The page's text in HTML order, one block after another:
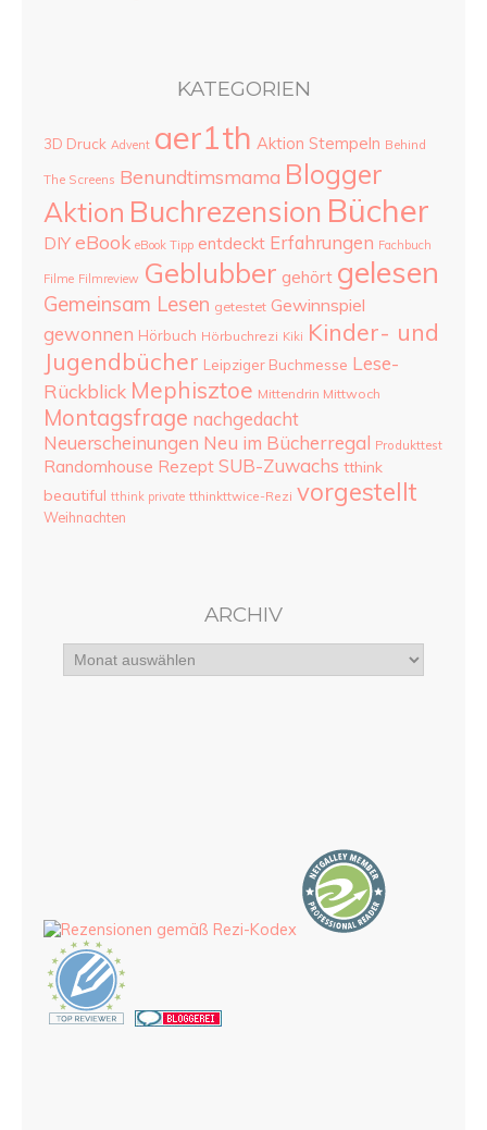
KATEGORIEN
3D Druck Advent aer1th Aktion Stempeln Behind
The Screens Benundtimsmama Blogger
Aktion Buchrezension Bücher
DIY eBook eBook Tipp entdeckt Erfahrungen Fachbuch
Filme Filmreview Geblubber gehört gelesen
Gemeinsam Lesen getestet Gewinnspiel
gewonnen Hörbuch Hörbuchrezi Kiki Kinder- und
Jugendbücher Leipziger Buchmesse Lese-
Rückblick Mephisztoe Mittendrin Mittwoch
Montagsfrage nachgedacht
Neuerscheinungen Neu im Bücherregal Produkttest
Randomhouse Rezept SUB-Zuwachs tthink
beautiful tthink private tthinkttwice-Rezi vorgestellt
Weihnachten
ARCHIV